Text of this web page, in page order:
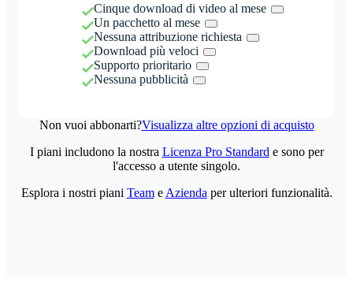
Cinque download di video al mese
Un pacchetto al mese
Nessuna attribuzione richiesta
Download più veloci
Supporto prioritario
Nessuna pubblicità
Non vuoi abbonarti?Visualizza altre opzioni di acquisto
I piani includono la nostra Licenza Pro Standard e sono per
l'accesso a utente singolo.
Esplora i nostri piani Teame Azienda per ulteriori funzionalità.